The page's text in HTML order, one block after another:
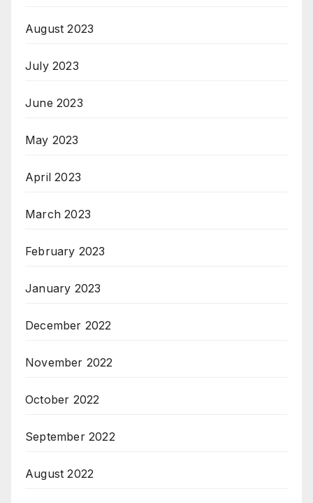
August 2023
July 2023
June 2023
May 2023
April 2023
March 2023
February 2023
January 2023
December 2022
November 2022
October 2022
September 2022
August 2022